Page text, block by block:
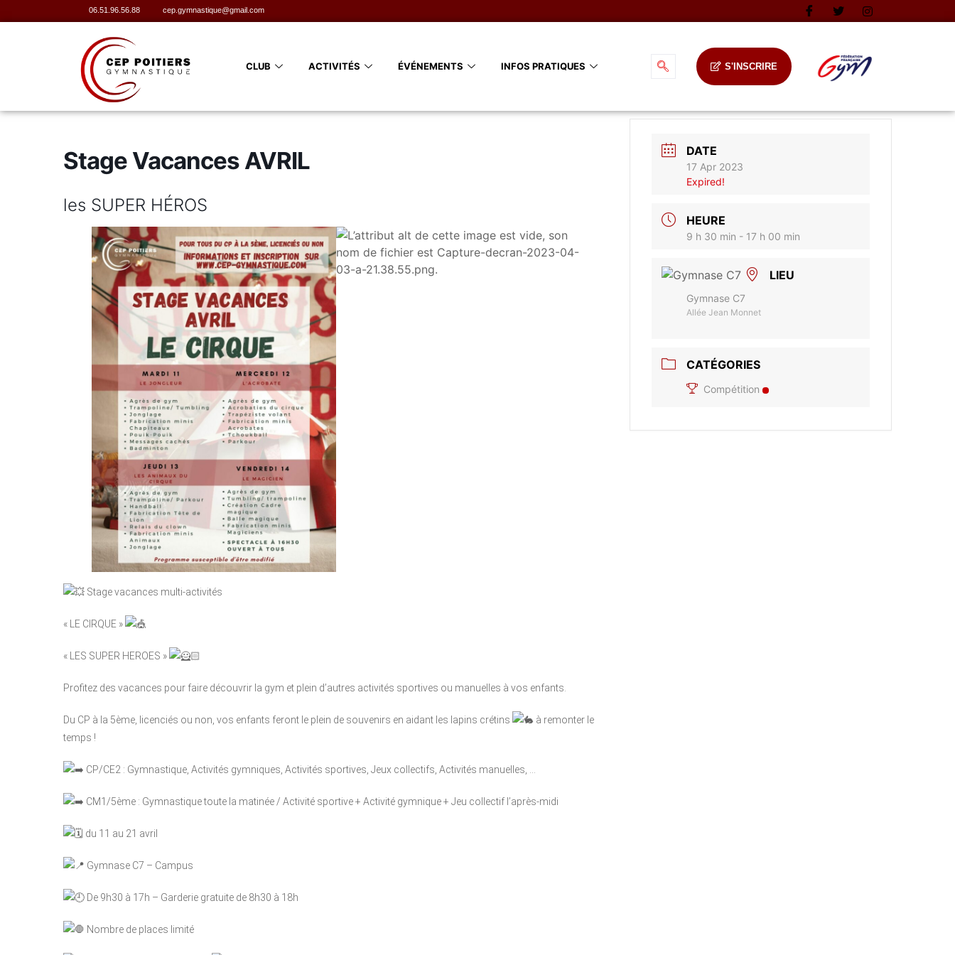
06.51.96.56.88 cep.gymnastique@gmail.com
CLUB ACTIVITÉS ÉVÉNEMENTS INFOS PRATIQUES S'INSCRIRE
Stage Vacances AVRIL
les SUPER HÉROS
Stage vacances multi-activités
« LE CIRQUE »
« LES SUPER HEROES »
Profitez des vacances pour faire découvrir la gym et plein d’autres activités sportives ou manuelles à vos enfants.
Du CP à la 5ème, licenciés ou non, vos enfants feront le plein de souvenirs en aidant les lapins crétins
à remonter le
temps !
CP/CE2 : Gymnastique, Activités gymniques, Activités sportives, Jeux collectifs, Activités manuelles, …
CM1/5ème : Gymnastique toute la matinée / Activité sportive + Activité gymnique + Jeu collectif l’après-midi
du 11 au 21 avril
Gymnase C7 – Campus
De 9h30 à 17h – Garderie gratuite de 8h30 à 18h
Nombre de places limité
DATE
17 Apr 2023
Expired!
HEURE
9 h 30 min - 17 h 00 min
LIEU
Gymnase C7
Allée Jean Monnet
CATÉGORIES
Compétition